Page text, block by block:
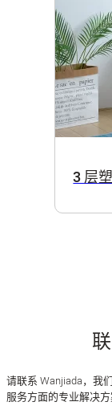
3 层
请联系 Wanjiada，我
服务方面的专业解决